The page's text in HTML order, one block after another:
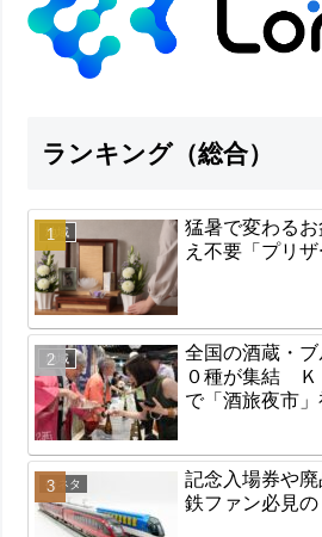
ランキング（総合）
地域
猛暑で変わる
え不要「プリザ
地域
全国の酒蔵・
０種が集結 Ｋ
で「酒旅夜市
街ネタ
記念入場券や
鉄ファン必見の